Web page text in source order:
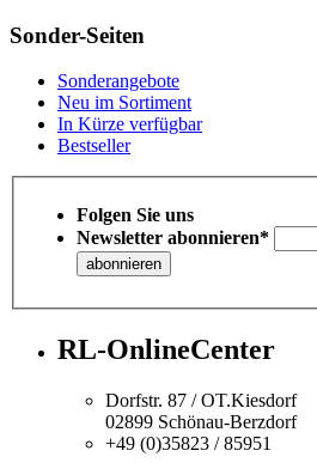
Sonder-Seiten
Sonderangebote
Neu im Sortiment
In Kürze verfügbar
Bestseller
Folgen Sie uns
Newsletter abonnieren*
RL-OnlineCenter
Dorfstr. 87 / OT.Kiesdorf
02899 Schönau-Berzdorf
+49 (0)35823 / 85951